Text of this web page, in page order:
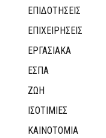
ΕΠΙΔΟΤΗΣΕΙΣ
ΕΠΙΧΕΙΡΗΣΕΙΣ
ΕΡΓΑΣΙΑΚΑ
ΕΣΠΑ
ΖΩΗ
ΙΣΟΤΙΜΙΕΣ
ΚΑΙΝΟΤΟΜΊΑ